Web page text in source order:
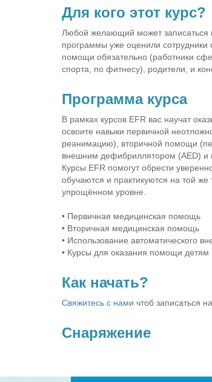
Для кого этот курс?
Любой желающий может записаться
программы уже оценили
помощи обязательно (работники
спорта, по фитнесу), родители, и
Программа курса
В рамках курсов EFR вас научат
освоите навыки первичной
реанимацию), вторичной помощи
внешним дефибриллятором (AED) и
Курсы EFR помогут обрести
обучаются и практикуются на той
упрощённом уровне.
• Первичная медицинская помощь
• Вторичная медицинская помощь
• Использование автоматического
• Курсы для оказания помощи детям
Как начать?
Свяжитесь с нами чтоб записаться
Снаряжение